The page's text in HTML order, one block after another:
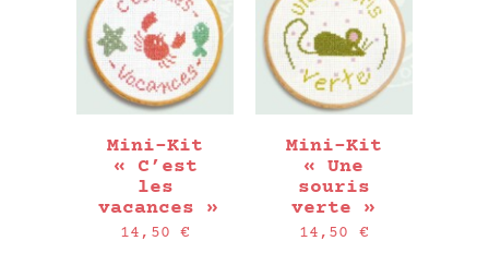
AJOUTER AU
PANIER
Mini-Kit
« C’est
les
vacances »
14,50€
PANIER
Mini-Kit
« Une
souris
verte »
14,50 €